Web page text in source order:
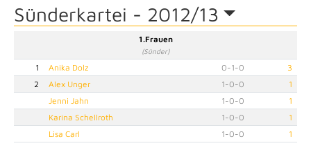
Sünderkartei - 2012/13
1.Frauen
(Sünder)
1 Anika Dolz 0-1-0
3
2
Alex Unger 1-0-0
1
Jenni Jahn
1-0-0
1
Karina Schellroth
1-0-0
1
Lisa Carl
1-0-0 1